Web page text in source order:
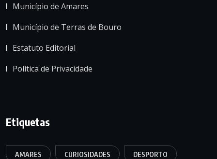
Município de Amares
Município de Terras de Bouro
Estatuto Editorial
Política de Privacidade
Etiquetas
AMARES CURIOSIDADES DESPORTO